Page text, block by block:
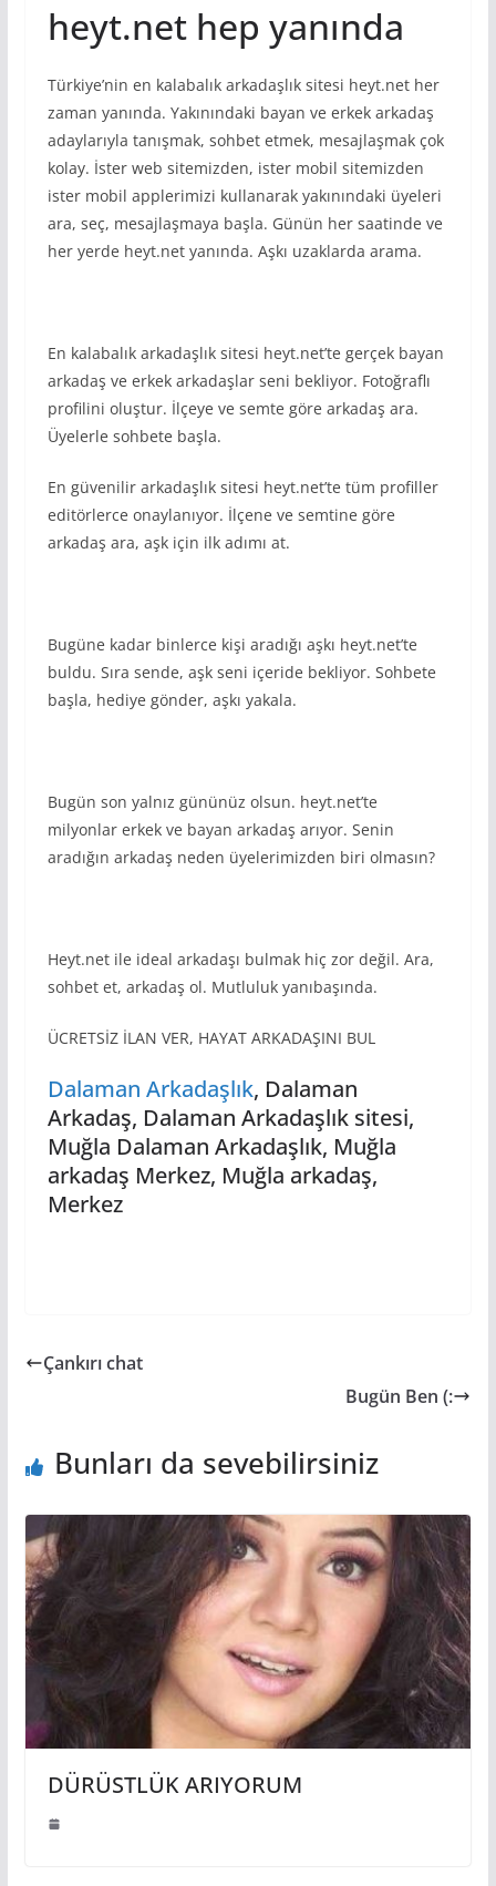
heyt.net hep yanında
Türkiye’nin en kalabalık arkadaşlık sitesi heyt.net her
zaman yanında. Yakınındaki bayan ve erkek arkadaş
adaylarıyla tanışmak, sohbet etmek, mesajlaşmak çok
kolay. İster web sitemizden, ister mobil sitemizden
ister mobil applerimizi kullanarak yakınındaki üyeleri
ara, seç, mesajlaşmaya başla. Günün her saatinde ve
her yerde heyt.net yanında. Aşkı uzaklarda arama.
En kalabalık arkadaşlık sitesi heyt.net’te gerçek bayan
arkadaş ve erkek arkadaşlar seni bekliyor. Fotoğraflı
profilini oluştur. İlçeye ve semte göre arkadaş ara.
Üyelerle sohbete başla.
En güvenilir arkadaşlık sitesi heyt.net’te tüm profiller
editörlerce onaylanıyor. İlçene ve semtine göre
arkadaş ara, aşk için ilk adımı at.
Bugüne kadar binlerce kişi aradığı aşkı heyt.net’te
buldu. Sıra sende, aşk seni içeride bekliyor. Sohbete
başla, hediye gönder, aşkı yakala.
Bugün son yalnız gününüz olsun. heyt.net’te
milyonlar erkek ve bayan arkadaş arıyor. Senin
aradığın arkadaş neden üyelerimizden biri olmasın?
Heyt.net ile ideal arkadaşı bulmak hiç zor değil. Ara,
sohbet et, arkadaş ol. Mutluluk yanıbaşında.
ÜCRETSİZ İLAN VER, HAYAT ARKADAŞINI BUL
Dalaman Arkadaşlık, Dalaman
Arkadaş, Dalaman Arkadaşlık sitesi,
Muğla Dalaman Arkadaşlık, Muğla
arkadaş Merkez, Muğla arkadaş,
Merkez
Çankırı chat
Bugün Ben (:
Bunları da sevebilirsiniz
DÜRÜSTLÜK ARIYORUM